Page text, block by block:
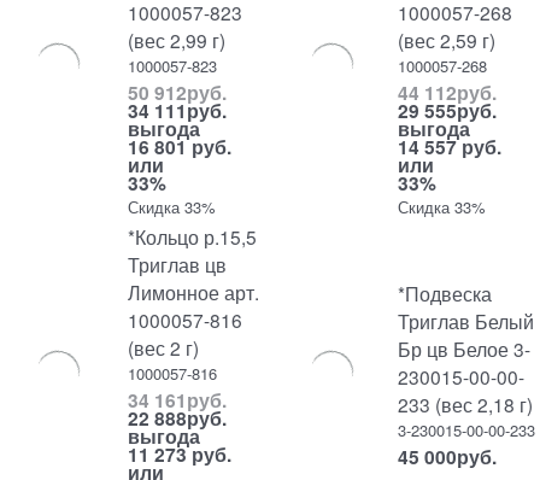
1000057-823
(вес 2,99 г)
1000057-823
50 912руб.
34 111руб.
выгода
16 801 руб.
или
33%
Скидка 33%
1000057-268
(вес 2,59 г)
1000057-268
44 112руб.
29 555руб.
выгода
14 557 руб.
или
33%
Скидка 33%
*Кольцо р.15,5
Триглав цв
Лимонное арт.
1000057-816
(вес 2 г)
1000057-816
34 161руб.
22 888руб.
выгода
11 273 руб.
или
*Подвеска
Триглав Белый
Бр цв Белое 3-
230015-00-00-
233 (вес 2,18 г)
3-230015-00-00-233
45 000руб.